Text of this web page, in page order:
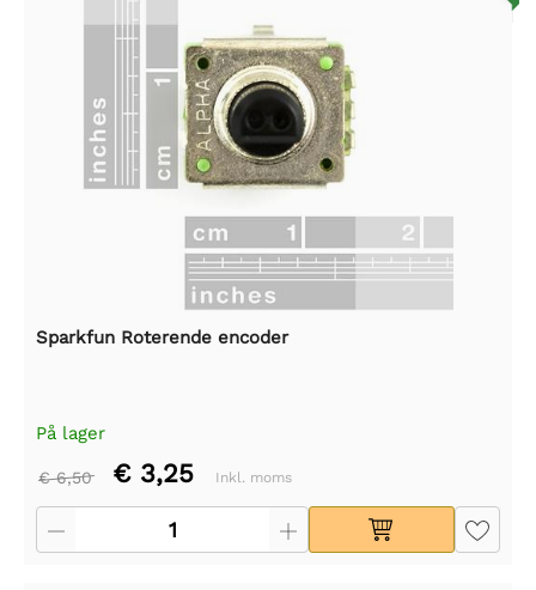
Sparkfun Roterende encoder
På lager
€ 6,50 € 3,25 Inkl. moms